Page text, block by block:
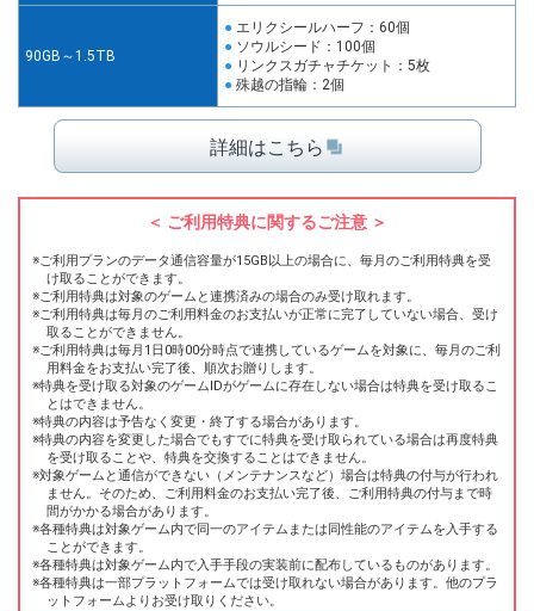
90GB～1.5TB
エリクシールハーフ：60個
ソウルシード：100個
リンクスガチャチケット：5枚
殊越の指輪：2個
詳細はこちら
ご利用特典に関するご注意
ご利用プランのデータ通信容量が15GB以上の場合に、毎月のご利用特典を受
け取ることができます。
ご利用特典は対象のゲームと連携済みの場合のみ受け取れます。
ご利用特典は毎月のご利用料金のお支払いが正常に完了していない場合、受け
取ることができません。
ご利用特典は毎月1日0時00分時点で連携しているゲームを対象に、毎月のご利
用料金をお支払い完了後、順次お贈りします。
特典を受け取る対象のゲームIDがゲームに存在しない場合は特典を受け取るこ
とはできません。
特典の内容は予告なく変更・終了する場合があります。
特典の内容を変更した場合でもすでに特典を受け取られている場合は再度特典
を受け取ることや、特典を交換することはできません。
対象ゲームと通信ができない（メンテナンスなど）場合は特典の付与が行われ
ません。そのため、ご利用料金のお支払い完了後、ご利用特典の付与まで時
間がかかる場合があります。
各種特典は対象ゲーム内で同一のアイテムまたは同性能のアイテムを入手する
ことができます。
各種特典は対象ゲーム内で入手手段の実装前に配布しているものがあります。
各種特典は一部プラットフォームでは受け取れない場合があります。他のプラ
ットフォームよりお受け取りください。